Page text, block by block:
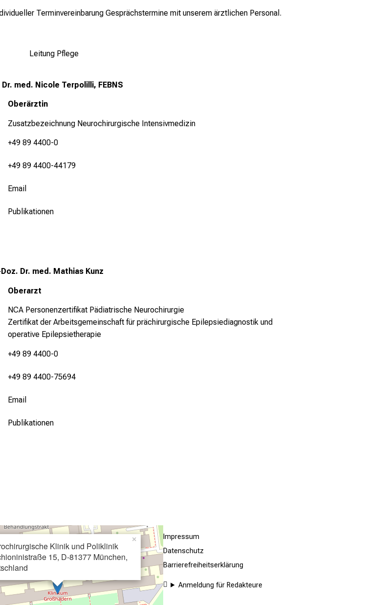
Terminvereinbarung Gesprächstermine mit unserem ärztlichen Personal.
Leitung Pflege
Dr. med. Nicole Terpolilli, FEBNS
Oberärztin
Zusatzbezeichnung Neurochirurgische Intensivmedizin
+49 89 4400-0
+49 89 4400-44179
Email
Publikationen
Doz. Dr. med. Mathias Kunz
Oberarzt
NCA Personenzertifikat Pädiatrische Neurochirurgie
Zertifikat der Arbeitsgemeinschaft für prächirurgische Epilepsiediagnostik und
operative Epilepsietherapie
+49 89 4400-0
+49 89 4400-75694
Email
Publikationen
Klinik und Poliklinik
15, D-81377 München,
×
Impressum
Datenschutz
Barrierefreiheitserklärung
Anmeldung für Redakteure